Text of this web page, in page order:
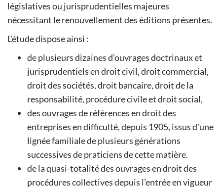
législatives ou jurisprudentielles majeures
nécessitant le renouvellement des éditions présentes.
L'étude dispose ainsi :
de plusieurs dizaines d’ouvrages doctrinaux et
jurisprudentiels en droit civil, droit commercial,
droit des sociétés, droit bancaire, droit de la
responsabilité, procédure civile et droit social,
des ouvrages de références en droit des
entreprises en difficulté, depuis 1905, issus d'une
lignée familiale de plusieurs générations
successives de praticiens de cette matière.
de la quasi-totalité des ouvrages en droit des
procédures collectives depuis l’entrée en vigueur